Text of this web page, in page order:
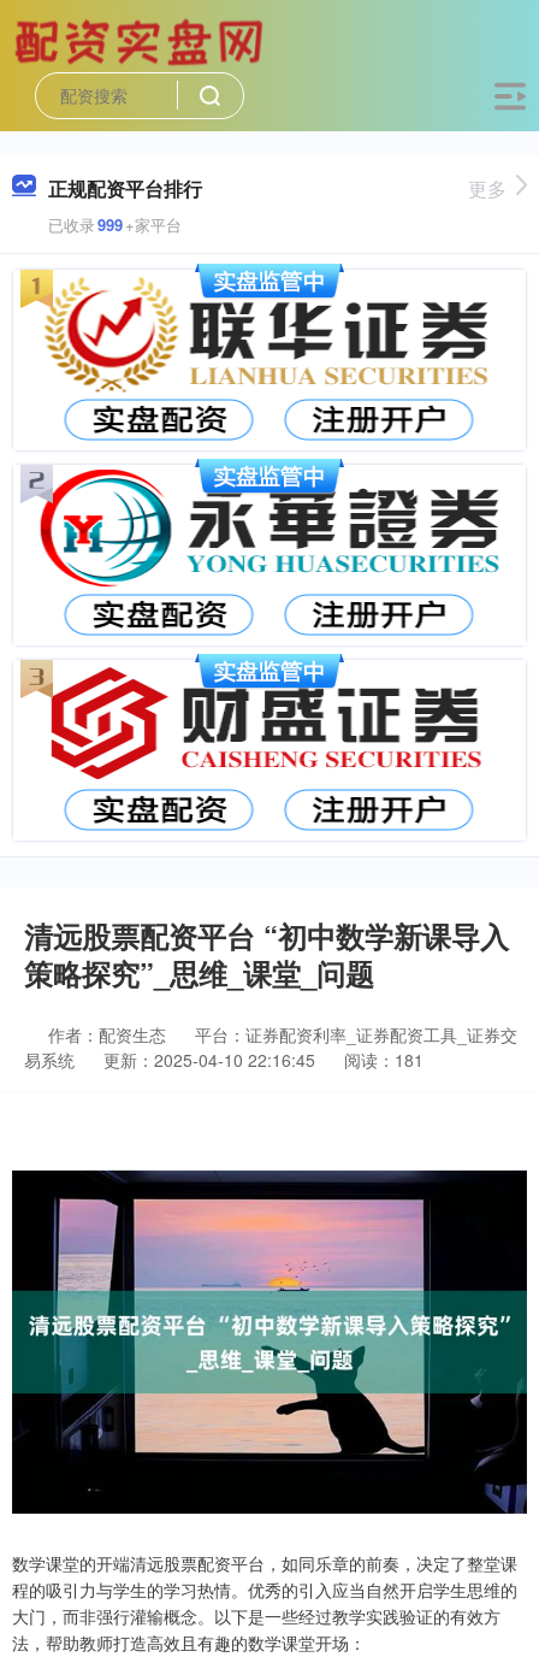
正规配资平台排行
已收录999+家平台
更多
清远股票配资平台 “初中数学新课导入
策略探究”_思维_课堂_问题
作者：配资生态
平台：证券配资利率_证券配资工具_证券交
易系统
更新：2025-04-10 22:16:45 阅读：181
数学课堂的开端清远股票配资平台，如同乐章的前奏，决定了整堂课
程的吸引力与学生的学习热情。优秀的引入应当自然开启学生思维的
大门，而非强行灌输概念。以下是一些经过教学实践验证的有效方
法，帮助教师打造高效且有趣的数学课堂开场：